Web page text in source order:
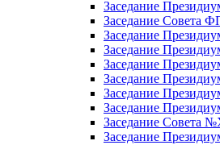
Заседание
Заседание Совета
Заседание
Заседание
Заседание
Заседание
Заседание
Заседание
Заседание Совета
Заседание